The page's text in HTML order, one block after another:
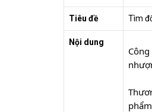
Tiêu đề Tìm
Nội dung